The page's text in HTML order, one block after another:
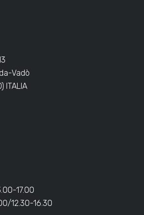
Vadò
ITALIA
17.00
12.30-16.30